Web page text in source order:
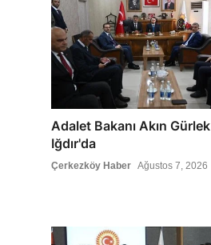
Adalet Bakanı Akın Gürlek
Iğdır'da
Çerkezköy Haber Ağustos 7, 2026